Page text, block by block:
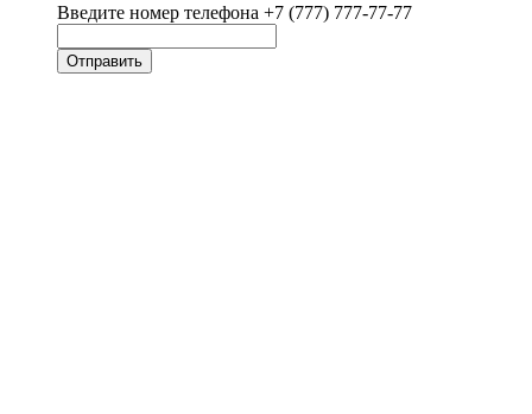
Введите номер телефона +7 (777) 777-77-77
Отправить